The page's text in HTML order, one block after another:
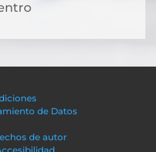
de Datos
de autor